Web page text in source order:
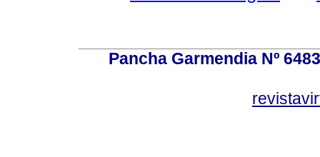
Pancha Garmendia Nº